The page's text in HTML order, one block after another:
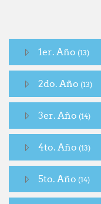
1er. Año (13)
2do. Año (13)
3er. Año (14)
4to. Año (13)
5to. Año (14)